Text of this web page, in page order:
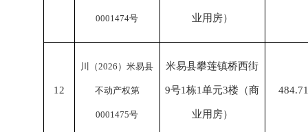
0001474号 业用房）
12
川（2026）米易县
不动产权第
0001475号
米易县攀莲镇桥西街
9号1栋1单元3楼（商
业用房）
484.71